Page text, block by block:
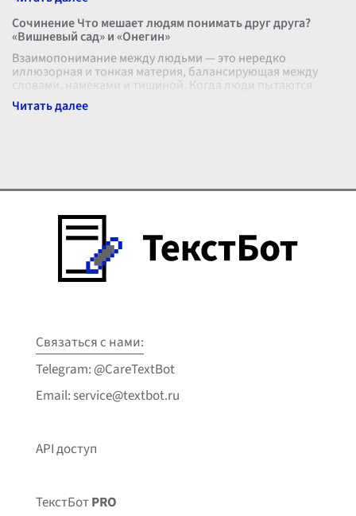
Сочинение Что мешает людям понимать друг друга?
«Вишневый сад» и «Онегин»
Взаимопонимание между людьми — это нередко
иллюзорная и тонкая материя, балансирующая между
словами, намеками и тишиной. Когда люди пытаются
понять друг друга, на них влияют их лич
Связаться с нами:
Telegram: @CareTextBot
Email: service@textbot.ru
API доступ
ТекстБотPRO